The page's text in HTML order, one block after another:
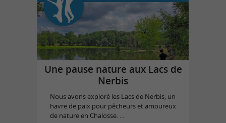
Une pause nature aux Lacs de
Nerbis
Nous avons exploré les Lacs de Nerbis, un
havre de paix pour pêcheurs et amoureux
de nature en Chalosse. ...